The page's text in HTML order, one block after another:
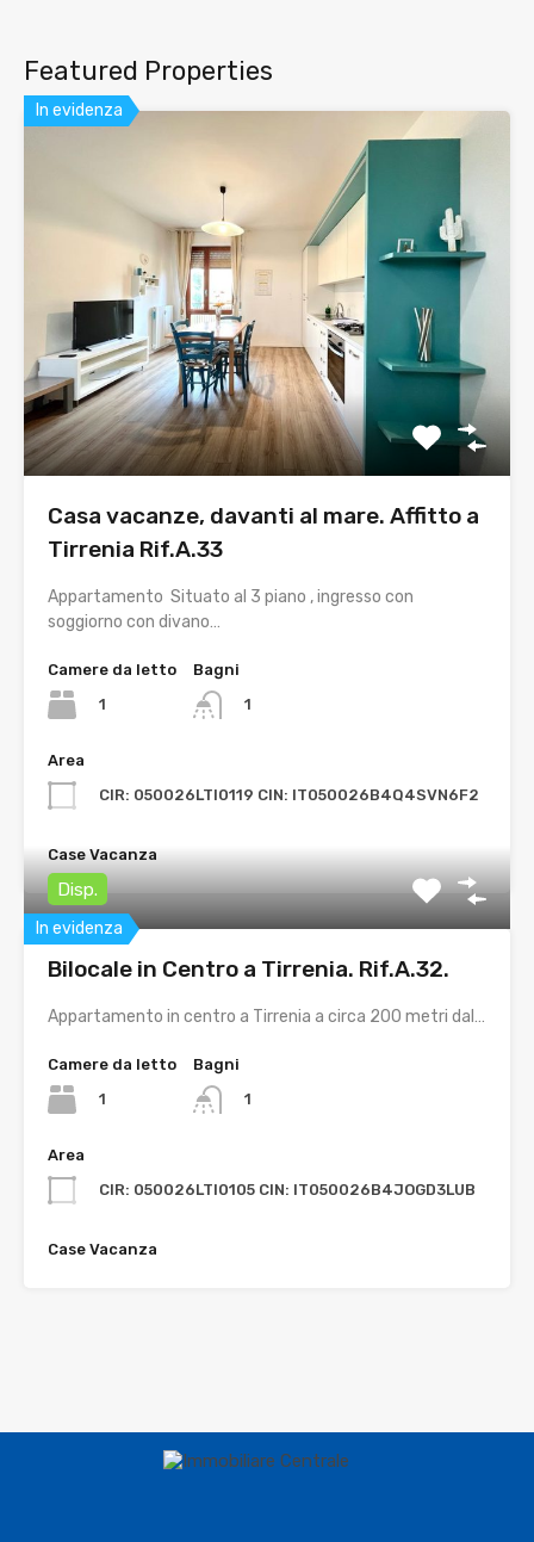
Featured Properties
In evidenza
Casa vacanze, davanti al mare. Affitto a
Tirrenia Rif.A.33
Appartamento Situato al 3 piano , ingresso con
soggiorno con divano…
Camere da letto
1
Bagni
1
Area
CIR: 050026LTI0119 CIN: IT050026B4Q4SVN6F2
Case Vacanza
In evidenza
Disp.
Bilocale in Centro a Tirrenia. Rif.A.32.
Appartamento in centro a Tirrenia a circa 200 metri dal…
Camere da letto
1
Bagni
1
Area
CIR: 050026LTI0105 CIN: IT050026B4JOGD3LUB
Case Vacanza